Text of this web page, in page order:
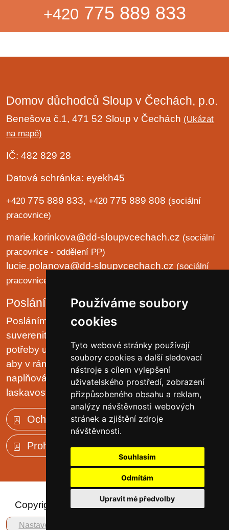
Používáme soubory
cookies
Tyto webové stránky používají
soubory cookies a další sledovací
nástroje s cílem vylepšení
uživatelského prostředí, zobrazení
přizpůsobeného obsahu a reklam,
analýzy návštěvnosti webových
stránek a zjištění zdroje
návštěvnosti.
Souhlasím
Odmítám
Upravit mé předvolby
+420 775 889 833
Domov důchodců Sloup v Čechách, p.o.
Benešova č.1, 471 52 Sloup v Čechách (Ukázat
na mapě)
IČ: 482 829 28
Datová schránka: eyekh45
+420 775 889 833, +420 775 889 808 (sociální
pracovnice)
marie.korinkova@dd-sloupvcechach.cz (sociální
pracovnice - oddělení PP)
lucie.polanova@dd-sloupvcechach.cz (sociální
pracovnice - oddělení B a LP)
Poslání organizace
Posláním domova je chránit lidská práva a
suverenitu uživatelů. Zjišťovat a zajišťovat životní
potřeby uživatelů v prostředí malých komunit tak,
aby v rámci možností pobytového zařízení, jejich
naplňování plynulo přirozeně, v klidu, trpělivě a s
laskavostí vlastní rodinnému prostředí.
Ochrana osobních údajů (GDPR)
Prohlášení o přístupnosti
Nastavení cookies
Copyright © 2023 - Domov důchodců Sloup v